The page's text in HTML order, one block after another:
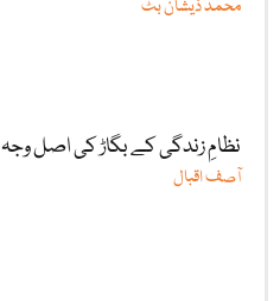
محمد ذیشان بٹ
نظامِ زندگی کے بگاڑ کی اصل وجہ
آصف اقبال